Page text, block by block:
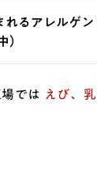
れるアレルゲン
）
では えび、乳